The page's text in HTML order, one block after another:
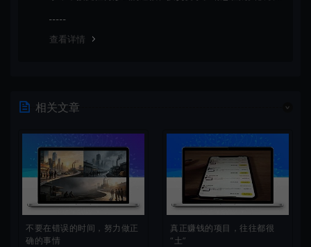
查看详情
相关文章
不要在错误的时间，努力做正
确的事情
真正赚钱的项目，往往都很
“土”